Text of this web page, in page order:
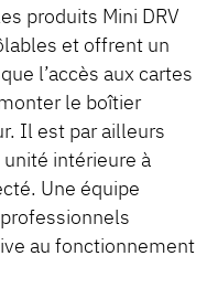
produits Mini DRV
et offrent un
l’accès aux cartes
le boîtier
Il est par ailleurs
intérieure à
Une équipe
au fonctionnement